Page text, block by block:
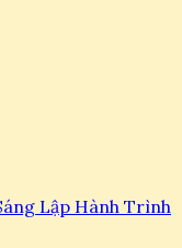
Lập Hành Trình